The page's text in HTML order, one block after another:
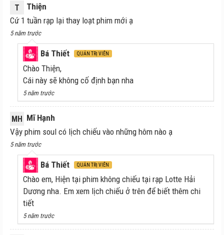
T
Thiện
Cứ 1 tuần rạp lại thay loạt phim mới ạ
5 năm trước
Bá Thiết QUẢN TRỊ VIÊN
Chào Thiện,
Cái này sẽ không cố định bạn nha
5 năm trước
MH Mĩ Hạnh
Vậy phim soul có lịch chiếu vào những hôm nào ạ
5 năm trước
Bá Thiết QUẢN TRỊ VIÊN
Chào em, Hiện tại phim không chiếu tại rạp Lotte Hải
Dương nha. Em xem lịch chiếu ở trên để biết thêm chi
tiết
5 năm trước